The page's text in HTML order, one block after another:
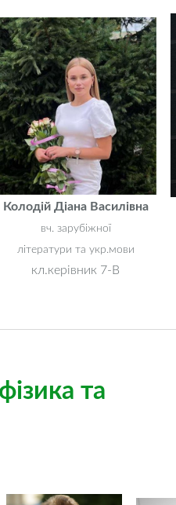
Колодій Діана Василівна
вч. зарубіжної
літератури та укр.мови
кл.керівник 7-В
та